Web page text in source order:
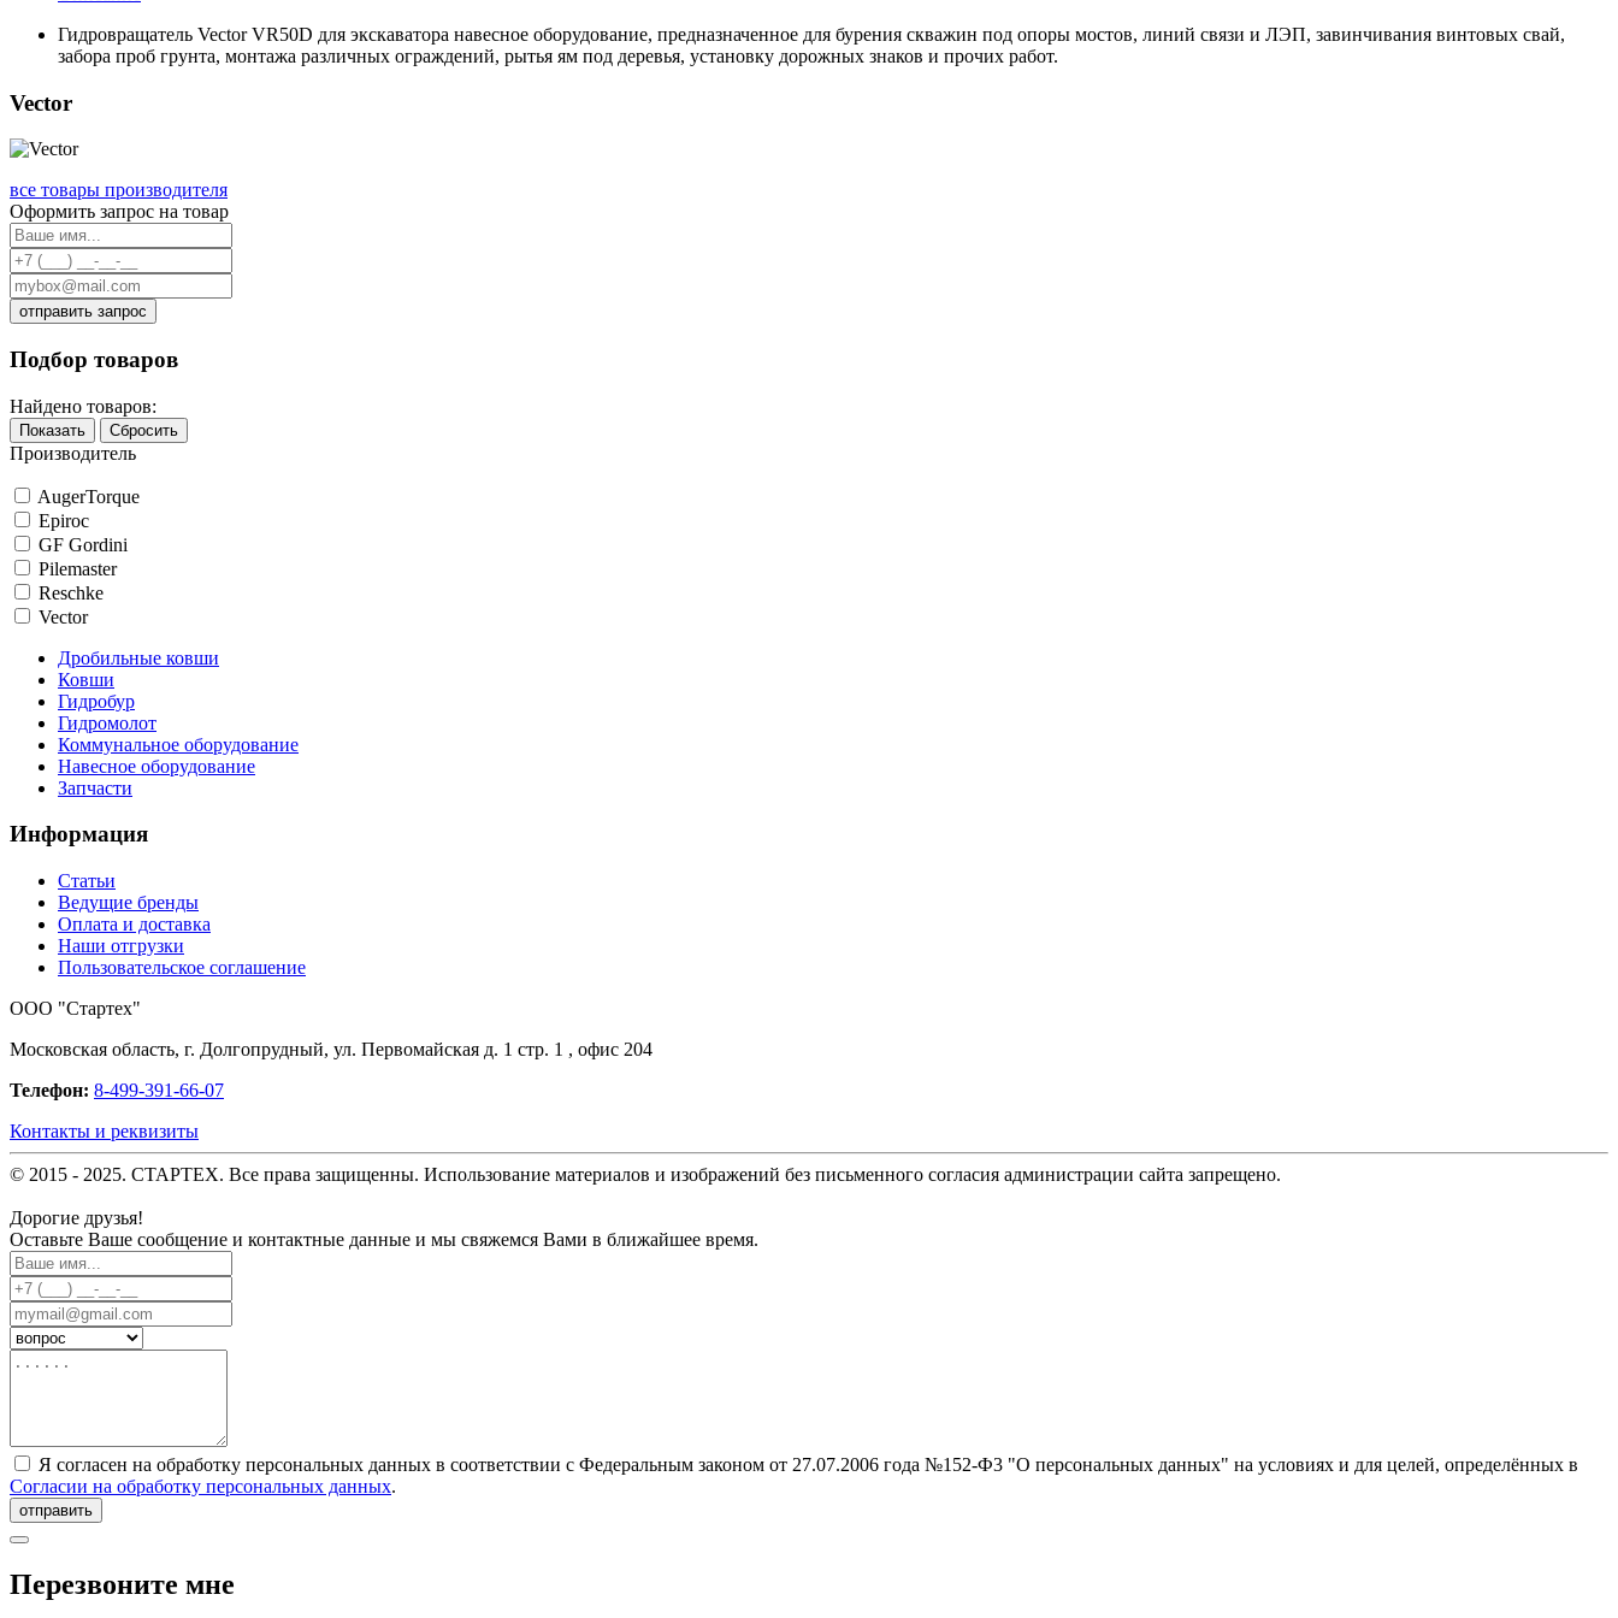
Гидровращатель Vector VR50D для экскаватора навесное оборудование, предназначенное для бурения скважин под опоры мостов, линий связи и ЛЭП, завинчивания винтовых свай,
забора проб грунта, монтажа различных ограждений, рытья ям под деревья, установку дорожных знаков и прочих работ.
Vector
все товары производителя
Оформить запрос на товар
отправить запрос
Подбор товаров
Найдено товаров:
Показать Сбросить
Производитель
AugerTorque
Epiroc
GF Gordini
Pilemaster
Reschke
Vector
Дробильные ковши
Ковши
Гидробур
Гидромолот
Коммунальное оборудование
Навесное оборудование
Запчасти
Информация
Статьи
Ведущие бренды
Оплата и доставка
Наши отгрузки
Пользовательское соглашение
OOO "Стартех"
Московская область, г. Долгопрудный, ул. Первомайская д. 1 стр. 1 , офис 204
Телефон: 8-499-391-66-07
Контакты и реквизиты
© 2015 - 2025. СТАРТЕХ. Все права защищенны. Использование материалов и изображений без письменного согласия администрации сайта запрещено.
Дорогие друзья!
Оставьте Ваше сообщение и контактные данные и мы свяжемся Вами в ближайшее время.
Я согласен на обработку персональных данных в соответствии с Федеральным законом от 27.07.2006 года №152-Ф3 "О персональных данных" на условиях и для целей, определённых в
Согласии на обработку персональных данных.
отправить
Перезвоните мне